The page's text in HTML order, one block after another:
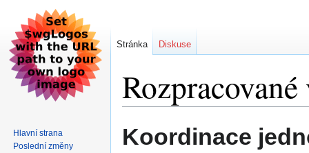
na
na
Koordinace
Stránka Diskuse
Hlavní strana
Poslední změny